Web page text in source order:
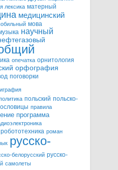
лексика матерный
медицинский
мова
научный
опечатка орнитология
орфография
поговорки
польский польско-
правила
программа
робототехника роман
русско-
белорусский русско-
самолеты